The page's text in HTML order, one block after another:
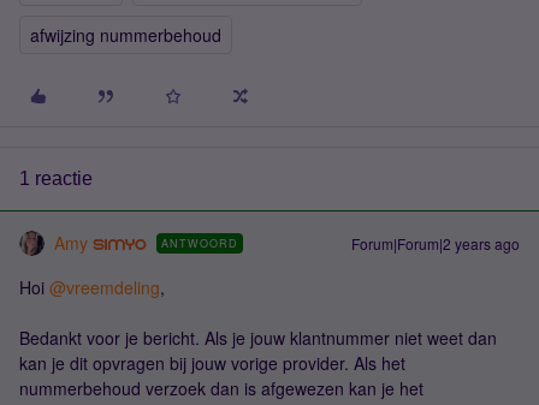
afwijzing nummerbehoud
1 reactie
Amy ANTWOORD Forum|Forum|2 years ago
Hoi @vreemdeling,
Bedankt voor je bericht. Als je jouw klantnummer niet weet dan
kan je dit opvragen bij jouw vorige provider. Als het
nummerbehoud verzoek dan is afgewezen kan je het